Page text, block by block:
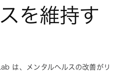
を維持す
は、メンタルヘルスの改善がリ